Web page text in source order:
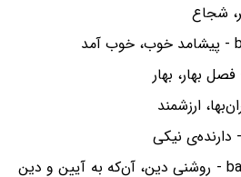
بَهاء الدین - عربی - bahāoddin - روشنی دین، آن‌که به آیین و دین